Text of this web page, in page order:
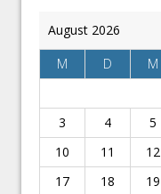
August 2026
M
D M
3
4 5
10
11 12
17
18 19